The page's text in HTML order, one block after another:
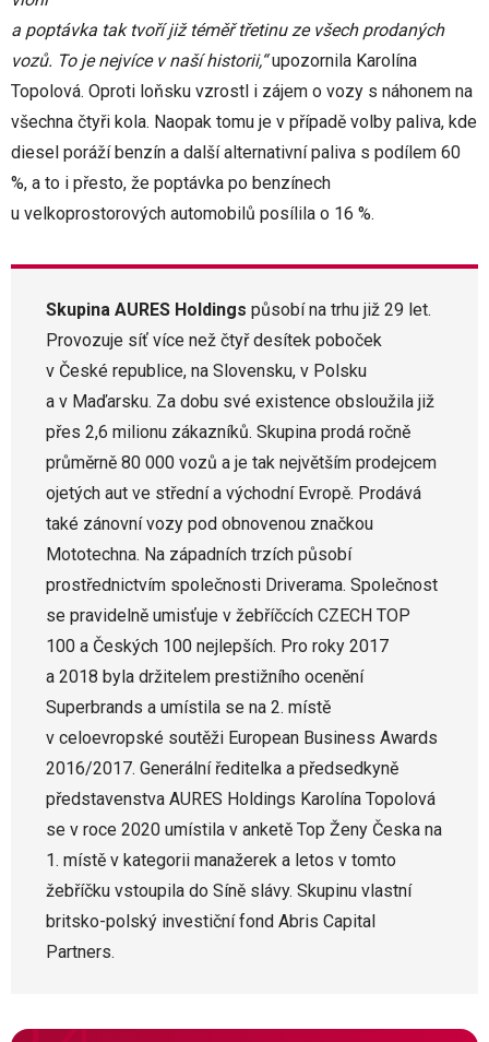
a poptávka tak tvoří již téměř třetinu ze všech prodaných
vozů. To je nejvíce v naší historii,“upozornila Karolína
Topolová. Oproti loňsku vzrostl i zájem o vozy s náhonem na
všechna čtyři kola. Naopak tomu je v případě volby paliva, kde
diesel poráží benzín a další alternativní paliva s podílem 60
%, a to i přesto, že poptávka po benzínech
u velkoprostorových automobilů posílila o 16 %.
Skupina AURES Holdings působí na trhu již 29 let.
Provozuje síť více než čtyř desítek poboček
v České republice, na Slovensku, v Polsku
a v Maďarsku. Za dobu své existence obsloužila již
přes 2,6 milionu zákazníků. Skupina prodá ročně
průměrně 80 000 vozů a je tak největším prodejcem
ojetých aut ve střední a východní Evropě. Prodává
také zánovní vozy pod obnovenou značkou
Mototechna. Na západních trzích působí
prostřednictvím společnosti Driverama. Společnost
se pravidelně umisťuje v žebříčcích CZECH TOP
100 a Českých 100 nejlepších. Pro roky 2017
a 2018 byla držitelem prestižního ocenění
Superbrands a umístila se na 2. místě
v celoevropské soutěži European Business Awards
2016/2017. Generální ředitelka a předsedkyně
představenstva AURES Holdings Karolína Topolová
se v roce 2020 umístila v anketě Top Ženy Česka na
1. místě v kategorii manažerek a letos v tomto
žebříčku vstoupila do Síně slávy. Skupinu vlastní
britsko-polský investiční fond Abris Capital
Partners.